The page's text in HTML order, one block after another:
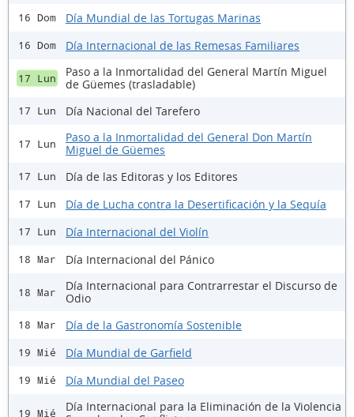
16 Dom Día Mundial de las Tortugas Marinas
16 Dom Día Internacional de las Remesas Familiares
17 Lun
Paso a la Inmortalidad del General Martín Miguel
de Güemes (trasladable)
17 Lun Día Nacional del Tarefero
17 Lun
Paso a la Inmortalidad del General Don Martín
Miguel de Güemes
17 Lun Día de las Editoras y los Editores
17 Lun Día de Lucha contra la Desertificación y la Sequía
17 Lun Día Internacional del Violín
18 Mar Día Internacional del Pánico
18 Mar
Día Internacional para Contrarrestar el Discurso de
Odio
18 Mar Día de la Gastronomía Sostenible
19 Mié Día Mundial de Garfield
19 Mié Día Mundial del Paseo
19 Mié
Día Internacional para la Eliminación de la Violencia